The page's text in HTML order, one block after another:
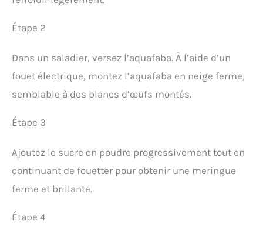
Étape 2
Dans un saladier, versez l’aquafaba. À l’aide d’un
fouet électrique, montez l’aquafaba en neige ferme,
semblable à des blancs d’œufs montés.
Étape 3
Ajoutez le sucre en poudre progressivement tout en
continuant de fouetter pour obtenir une meringue
ferme et brillante.
Étape 4